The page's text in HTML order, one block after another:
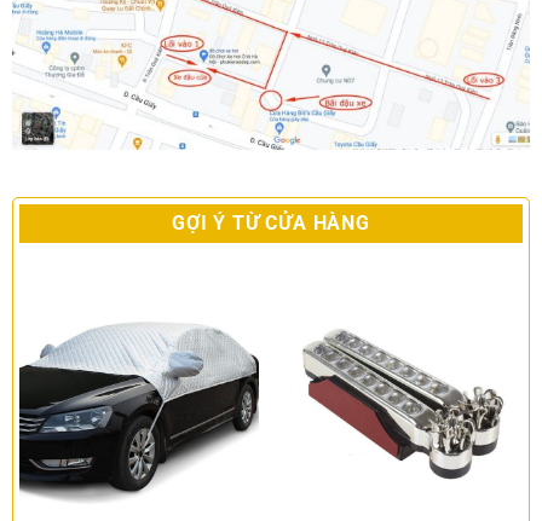
GỢI Ý TỪ CỬA HÀNG